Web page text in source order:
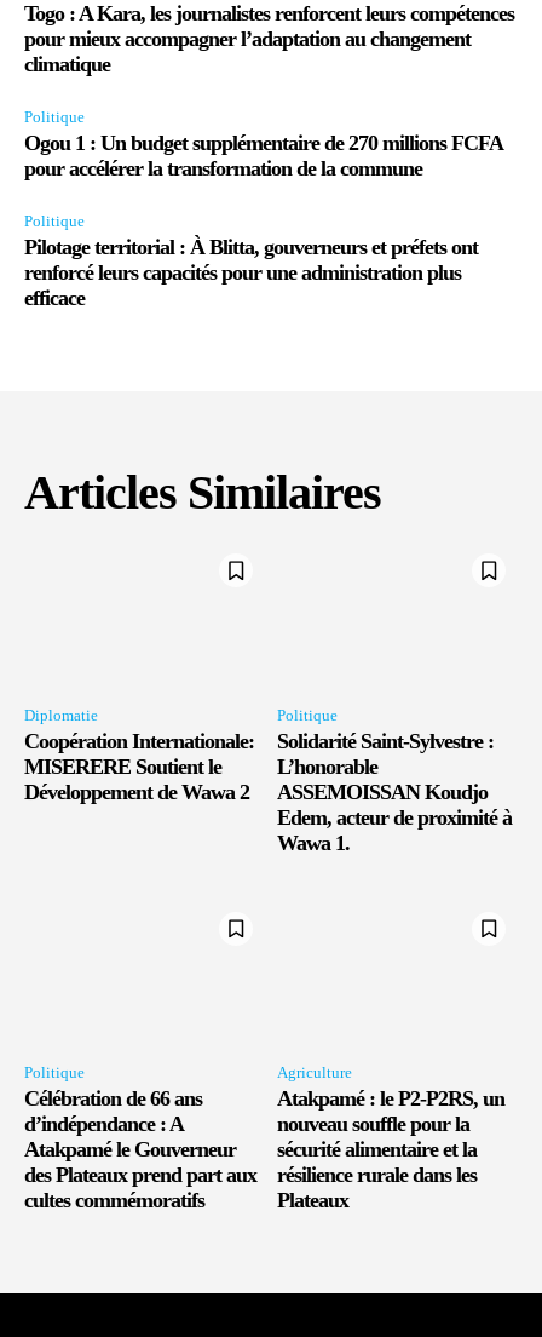
Togo : A Kara, les journalistes renforcent leurs compétences
pour mieux accompagner l’adaptation au changement
climatique
Politique
Ogou 1 : Un budget supplémentaire de 270 millions FCFA
pour accélérer la transformation de la commune
Politique
Pilotage territorial : À Blitta, gouverneurs et préfets ont
renforcé leurs capacités pour une administration plus
efficace
Articles Similaires
Diplomatie
Coopération Internationale:
MISERERE Soutient le
Développement de Wawa 2
Politique
Solidarité Saint-Sylvestre :
L’honorable
ASSEMOISSAN Koudjo
Edem, acteur de proximité à
Wawa 1.
Politique
Célébration de 66 ans
d’indépendance : A
Atakpamé le Gouverneur
des Plateaux prend part aux
cultes commémoratifs
Agriculture
Atakpamé : le P2-P2RS, un
nouveau souffle pour la
sécurité alimentaire et la
résilience rurale dans les
Plateaux